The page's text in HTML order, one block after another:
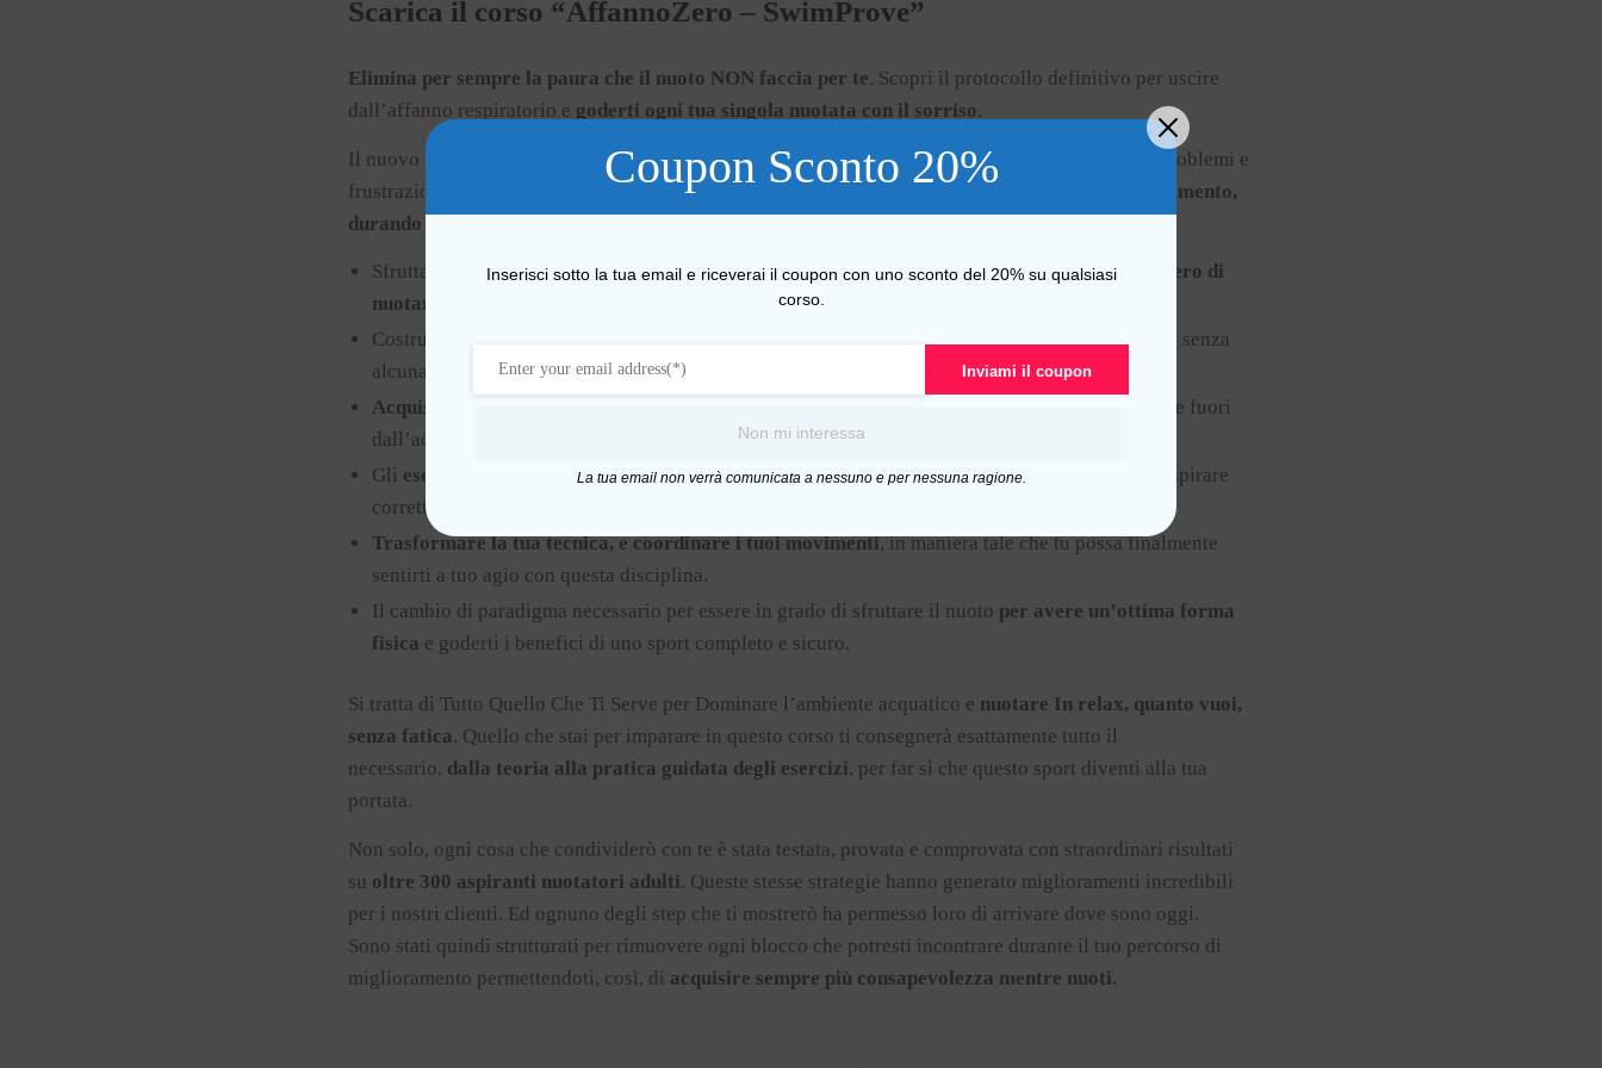
Scarica il corso “AffannoZero – SwimProve”
Elimina per sempre la paura che il nuoto NON faccia per te. Scopri il protocollo definitivo per uscire
dall’affanno respiratorio e goderti ogni tua singola nuotata con il sorriso.
Il nuovo programma formativo targato Swimproveche ti porterà a nuotare in continuo senza problemi e
frustrazioni, anche se sei un adulto e parti da zero. Riuscirai così a
fare più vasche, ad ogni allenamento,
durando meno fatica
Sfruttare la nostra strategia respiratoria per eliminare definitivamente l’affanno ediventare libero di
nuotare più a lungo, con meno fatica
Costruire o ristrutturare la tua nuotata per
acquisire finalmente le capacità di nuotare a lungo
, senza
alcuna tipologia di problema.
Acquisire una respirazione acquatica inconsapevole, e naturale
, proprio come hai attualmente fuori
dall’acqua.
Gli esercizi pratici step-by-step da fare in acquaper demolire i vecchi errori ed imparare a respirare
correttamente, nuotando con armonia e agilità.
Trasformare la tua tecnica, e coordinare i tuoi movimenti, in maniera tale che tu possa finalmente
sentirti a tuo agio con questa disciplina.
Il cambio di paradigma necessario per essere in grado di sfruttare il nuoto per avere un’ottima forma
fisica e goderti i benefici di uno sport completo e sicuro.
Si tratta di Tutto Quello Che Ti Serve per Dominare l’ambiente acquatico e nuotare In relax, quanto vuoi,
senza fatica. Quello che stai per imparare in questo corso ti consegnerà esattamente tutto il
necessario, dalla teoria alla pratica guidata degli esercizi, per far sì che questo sport diventi alla tua
portata.
Non solo, ogni cosa che condividerò con te è stata testata, provata e comprovata con straordinari risultati
su oltre 300 aspiranti nuotatori adulti. Queste stesse strategie hanno generato miglioramenti incredibili
per i nostri clienti. Ed ognuno degli step che ti mostrerò ha permesso loro di arrivare dove sono oggi.
Sono stati quindi strutturati per rimuovere ogni blocco che potresti incontrare durante il tuo percorso di
miglioramento permettendoti, così, di acquisire sempre più consapevolezza mentre nuoti.
Coupon Sconto 20%
Inserisci sotto la tua email e riceverai il coupon con uno sconto del 20% su qualsiasi
corso.
Inviami il coupon
Non mi interessa
La tua email non verrà comunicata a nessuno e per nessuna ragione.